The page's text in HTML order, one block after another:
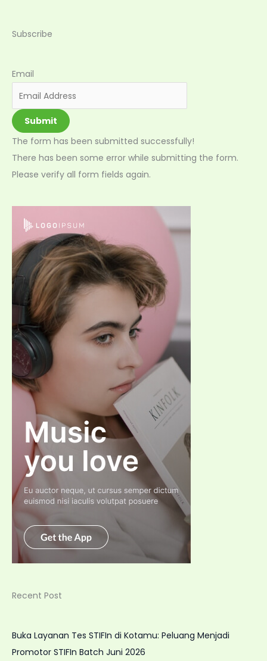
Subscribe
Email
Submit
The form has been submitted successfully!
There has been some error while submitting the form.
Please verify all form fields again.
Recent Post
Buka Layanan Tes STIFIn di Kotamu: Peluang Menjadi
Promotor STIFIn Batch Juni 2026